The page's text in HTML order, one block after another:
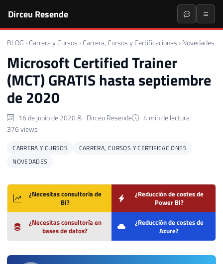
Dirceu Resende
BLOG › Carrera y Cursos › Carrera, Cursos y Certificaciones › Novedades
Microsoft Certified Trainer
(MCT) GRATIS hasta septiembre
de 2020
16 de junio de 2020 Dirceu Resende
4 min de lectura
376 views
CARRERA Y CURSOS
CARRERA, CURSOS Y CERTIFICACIONES
NOVEDADES
¿Necesitas consultoría de
BI?
¿Reducción de costes de
Power BI?
¿Necesitas consultoría en
bases de datos?
¿Reducción de costes de
Azure?